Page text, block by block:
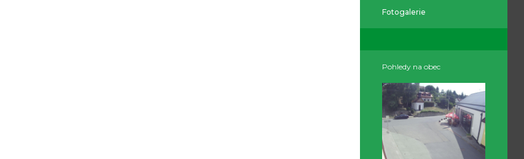
Fotogalerie
Pohledy na obec